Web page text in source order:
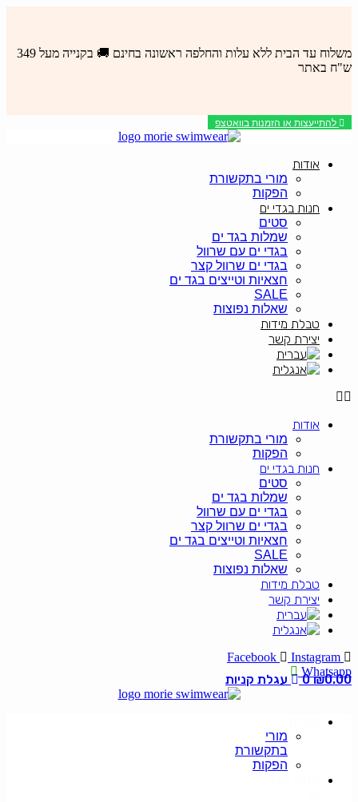
משלוח עד הבית ללא עלות והחלפה ראשונה בחינם 🚚 בקנייה מעל 349
ש"ח באתר
להתייעצות או הזמנות בוואטצפ
אודות
מורי בתקשורת
הפקות
חנות בגדי ים
סטים
שמלות בגד ים
בגדי ים עם שרוול
בגדי ים שרוול קצר
חצאיות וטייצים בגד ים
SALE
שאלות נפוצות
טבלת מידות
יצירת קשר
אודות
מורי בתקשורת
הפקות
חנות בגדי ים
סטים
שמלות בגד ים
בגדי ים עם שרוול
בגדי ים שרוול קצר
חצאיות וטייצים בגד ים
SALE
שאלות נפוצות
טבלת מידות
יצירת קשר
Facebook
Instagram
Whatsapp
₪0.00
0 עגלת קניות
מורי
בתקשורת
הפקות